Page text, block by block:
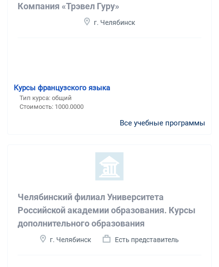
Компания «Трэвел Гуру»
г. Челябинск
Курсы французского языка
Тип курса: общий
Стоимость: 1000.0000
Все учебные программы
Челябинский филиал Университета
Российской академии образования. Курсы
дополнительного образования
г. Челябинск Есть представитель